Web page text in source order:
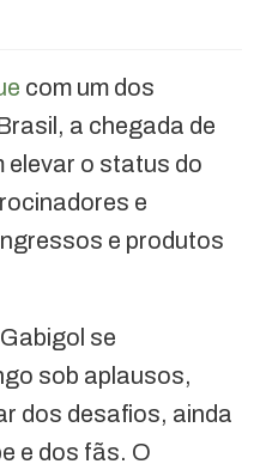
com um dos
a chegada de
elevar o status do
e
e produtos
se
sob aplausos,
dos desafios, ainda
e dos fãs. O